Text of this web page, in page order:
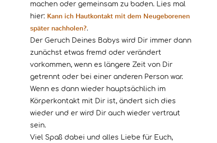
machen oder gemeinsam zu baden. Lies mal
hier: Kann ich Hautkontakt mit dem Neugeborenen
später nachholen?.
Der Geruch Deines Babys wird Dir immer dann
zunächst etwas fremd oder verändert
vorkommen, wenn es längere Zeit von Dir
getrennt oder bei einer anderen Person war.
Wenn es dann wieder hauptsächlich im
Körperkontakt mit Dir ist, ändert sich dies
wieder und er wird Dir auch wieder vertraut
sein.
Viel Spaß dabei und alles Liebe für Euch,